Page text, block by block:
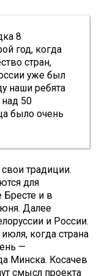
8
год, когда
стран,
уже был
наши ребята
50
было очень
традиции.
для
Бресте и в
Далее
и России.
когда страна
—
Минска. Косачев
смысл проекта